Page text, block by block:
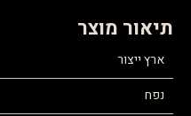
תיאור מוצר
ארץ ייצור
נפח